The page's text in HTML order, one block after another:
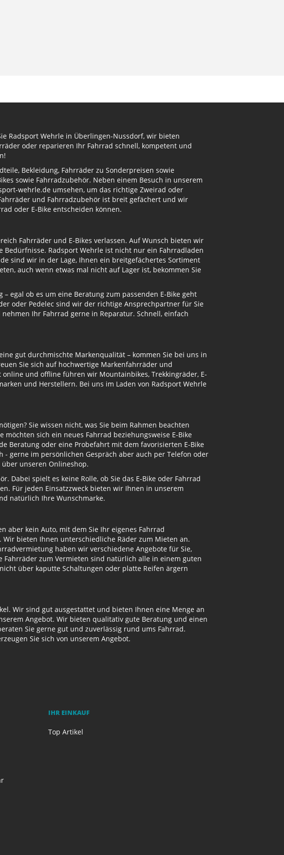
Radsport Wehrle in Überlingen-Nussdorf, wir bieten
oder reparieren Ihr Fahrrad schnell, kompetent und
Bekleidung, Fahrräder zu Sonderpreisen sowie
sowie Fahrradzubehör. Neben einem Besuch in unserem
wehrle.de umsehen, um das richtige Zweirad oder
und Fahrradzubehör ist breit gefächert und wir
oder E-Bike entscheiden können.
Fahrräder und E-Bikes verlassen. Auf Wunsch bieten wir
Radsport Wehrle ist nicht nur ein Fahrradladen
sind wir in der Lage, Ihnen ein breitgefächertes Sortiment
auch wenn etwas mal nicht auf Lager ist, bekommen Sie
egal ob es um eine Beratung zum passenden E-Bike geht
oder Pedelec sind wir der richtige Ansprechpartner für Sie
Ihr Fahrrad gerne in Reparatur. Schnell, einfach
gut durchmischte Markenqualität – kommen Sie bei uns in
Sie sich auf hochwertige Markenfahrräder und
und offline führen wir Mountainbikes, Trekkingräder, E-
und Herstellern. Bei uns im Laden von Radsport Wehrle
Sie wissen nicht, was Sie beim Rahmen beachten
sich ein neues Fahrrad beziehungsweise E-Bike
Beratung oder eine Probefahrt mit dem favorisierten E-Bike
gerne im persönlichen Gespräch aber auch per Telefon oder
unseren Onlineshop.
Dabei spielt es keine Rolle, ob Sie das E-Bike oder Fahrrad
Für jeden Einsatzzweck bieten wir Ihnen in unserem
natürlich Ihre Wunschmarke.
aber kein Auto, mit dem Sie Ihr eigenes Fahrrad
bieten Ihnen unterschiedliche Räder zum Mieten an.
haben wir verschiedene Angebote für Sie,
zum Vermieten sind natürlich alle in einem guten
über kaputte Schaltungen oder platte Reifen ärgern
Wir sind gut ausgestattet und bieten Ihnen eine Menge an
Angebot. Wir bieten qualitativ gute Beratung und einen
Sie gerne gut und zuverlässig rund ums Fahrrad.
Sie sich von unserem Angebot.
IHR EINKAUF
Top Artikel